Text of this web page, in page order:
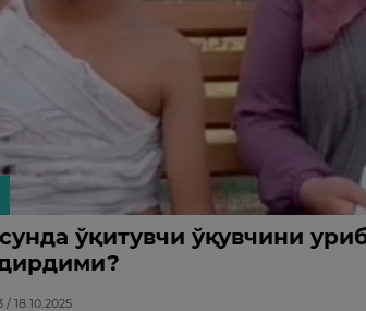
ўқитувчи ўқувчини
/ 18.10.2025